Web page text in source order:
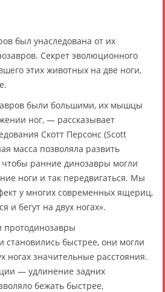
был унаследована от их
Секрет эволюционного
этих животных на две ноги,
были большими, их мышцы
ног, — рассказывает
Скотт Персонс (Scott
масса позволяла развить
чтобы ранние динозавры могли
ноги и так передвигаться. Мы
у многих современных ящериц,
и бегут на двух ногах».
протодинозавры
быстрее, они могли
ногах значительные расстояния.
— удлинение задних
бежать быстрее,